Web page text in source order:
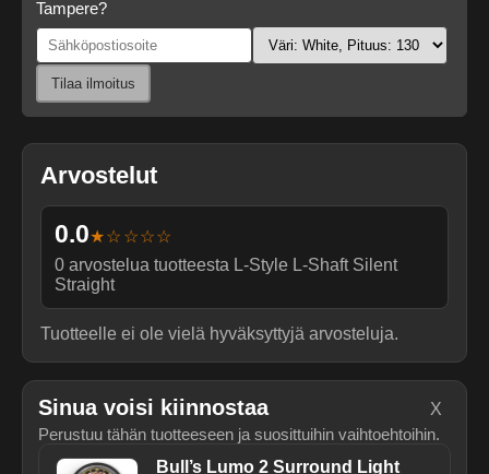
Arvostelut
0.0★☆☆☆☆
0 arvostelua tuotteesta L-Style L-Shaft Silent
Straight
Tuotteelle ei ole vielä hyväksyttyjä arvosteluja.
Tampere?
Tilaa ilmoitus
Sinua voisi kiinnostaa
Perustuu tähän tuotteeseen ja suosittuihin vaihtoehtoihin.
X
Bull’s Lumo 2 Surround Light